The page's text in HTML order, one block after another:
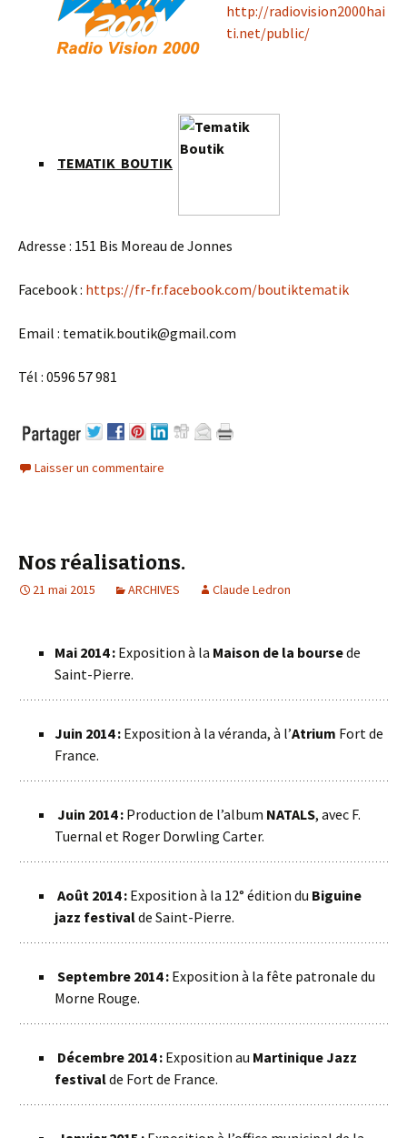
http://radiovision2000hai
ti.net/public/
TEMATIK BOUTIK
Adresse : 151 Bis Moreau de Jonnes
Facebook : https://fr-fr.facebook.com/boutiktematik
Email : tematik.boutik@gmail.com
Tél : 0596 57 981
Laisser un commentaire
Nos réalisations.
21 mai 2015 ARCHIVES Claude Ledron
Mai 2014 : Exposition à la Maison de la boursede
Saint-Pierre.
Juin 2014 : Exposition à la véranda, à l’Atrium Fort de
France.
Juin 2014 : Production de l’album NATALS, avec F.
Tuernal et Roger Dorwling Carter.
Août 2014 : Exposition à la 12° édition du Biguine
jazz festivalde Saint-Pierre.
Septembre 2014 : Exposition à la fête patronale du
Morne Rouge.
Décembre 2014 : Exposition au Martinique Jazz
festivalde Fort de France.